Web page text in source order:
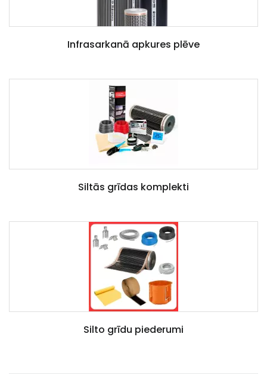
Infrasarkanā apkures plēve
Siltās grīdas komplekti
Silto grīdu piederumi